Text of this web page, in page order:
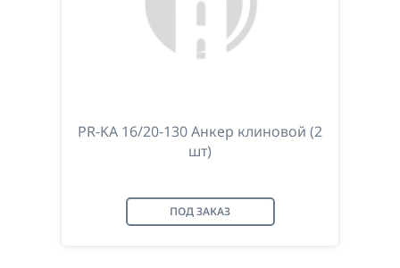
PR-KA 16/20-130 Анкер клиновой (2
шт)
ПОД ЗАКАЗ